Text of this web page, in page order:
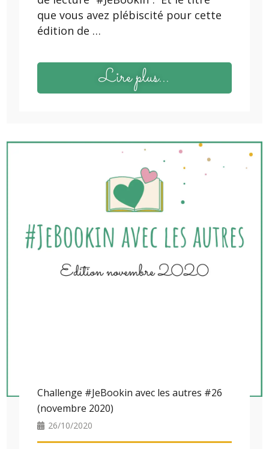
que vous avez plébiscité pour cette
édition de …
Lire plus...
Challenge #JeBookin avec les autres #26
(novembre 2020)
26/10/2020